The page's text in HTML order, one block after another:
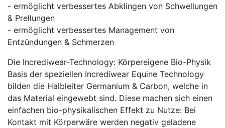
- ermöglicht verbessertes Abklingen von Schwellungen
& Prellungen
- ermöglicht verbessertes Management von
Entzündungen & Schmerzen
Die Incrediwear-Technology: Körpereigene Bio-Physik
Basis der speziellen Incrediwear Equine Technology
bilden die Halbleiter Germanium & Carbon, welche in
das Material eingewebt sind. Diese machen sich einen
einfachen bio-physikalischen Effekt zu Nutze: Bei
Kontakt mit Körperwäre werden negativ geladene